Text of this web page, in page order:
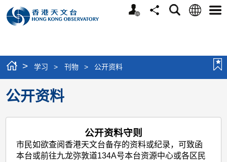
个
分
搜
语
选
> 学习 > 刊物 > 公开资料
公开资料
公开资料守则
市民如欲查阅香港天文台备存的资料或纪录，可致函
本台或前往九龙弥敦道134A号本台资源中心或各区民